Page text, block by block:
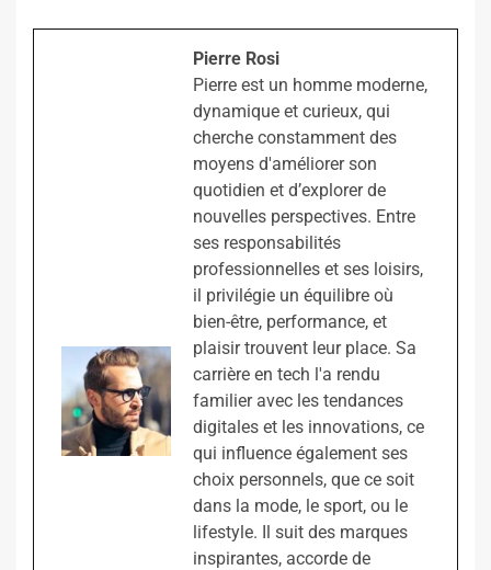
Pierre Rosi
Pierre est un homme moderne,
dynamique et curieux, qui
cherche constamment des
moyens d'améliorer son
quotidien et d’explorer de
nouvelles perspectives. Entre
ses responsabilités
professionnelles et ses loisirs,
il privilégie un équilibre où
bien-être, performance, et
plaisir trouvent leur place. Sa
carrière en tech l'a rendu
familier avec les tendances
digitales et les innovations, ce
qui influence également ses
choix personnels, que ce soit
dans la mode, le sport, ou le
lifestyle. Il suit des marques
inspirantes, accorde de